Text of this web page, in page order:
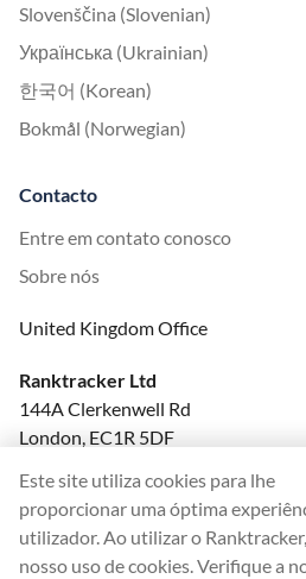
Slovenščina (Slovenian)
Українська (Ukrainian)
한국어 (Korean)
Bokmål (Norwegian)
Contacto
Entre em contato conosco
Sobre nós
United Kingdom Office
Ranktracker Ltd
144A Clerkenwell Rd
London, EC1R 5DF
felix@ranktracker.com
Este site utiliza cookies para lhe
proporcionar uma óptima
utilizador. Ao utilizar o
nosso uso de cookies. Verifique a